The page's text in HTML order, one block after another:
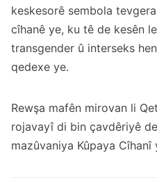
keskesorê sembola
cîhanê ye, ku tê de kesên
transgender û interseks
qedexe ye.
Rewşa mafên mirovan li
rojavayî di bin çavdêriyê
mazûvaniya Kûpaya Cîhanî